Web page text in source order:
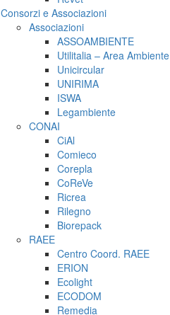
Consorzi e Associazioni
Associazioni
ASSOAMBIENTE
Utilitalia – Area Ambiente
Unicircular
UNIRIMA
ISWA
Legambiente
CONAI
CiAl
Comieco
Corepla
CoReVe
Ricrea
Rilegno
Biorepack
RAEE
Centro Coord. RAEE
ERION
Ecolight
ECODOM
Remedia